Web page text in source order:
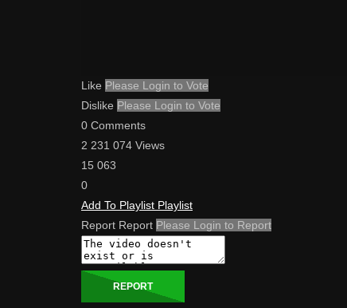
Like Please Login to Vote
Dislike Please Login to Vote
0 Comments
2 231 074 Views
15 063
0
Add To Playlist Playlist
Report Report Please Login to Report
REPORT